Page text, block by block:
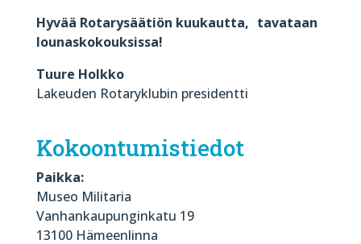
Hyvää Rotarysäätiön kuukautta, tavataan
lounaskokouksissa!
Tuure Holkko
Lakeuden Rotaryklubin presidentti
Kokoontumistiedot
Paikka:
Museo Militaria
Vanhankaupunginkatu 19
13100 Hämeenlinna